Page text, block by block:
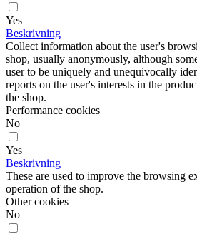
Yes
Beskrivning
Collect information about the user's
shop, usually anonymously, although
user to be uniquely and unequivocally
reports on the user's interests in the
the shop.
Performance cookies
No
Yes
Beskrivning
These are used to improve the browsing
operation of the shop.
Other cookies
No